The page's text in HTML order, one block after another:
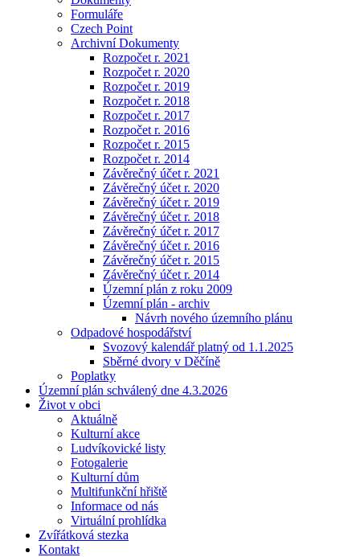
Formuláře
Czech Point
Archivní Dokumenty
Rozpočet r. 2021
Rozpočet r. 2020
Rozpočet r. 2019
Rozpočet r. 2018
Rozpočet r. 2017
Rozpočet r. 2016
Rozpočet r. 2015
Rozpočet r. 2014
Závěrečný účet r. 2021
Závěrečný účet r. 2020
Závěrečný účet r. 2019
Závěrečný účet r. 2018
Závěrečný účet r. 2017
Závěrečný účet r. 2016
Závěrečný účet r. 2015
Závěrečný účet r. 2014
Územní plán z roku 2009
Územní plán - archiv
Návrh nového územního plánu
Odpadové hospodářství
Svozový kalendář platný od 1.1.2025
Sběrné dvory v Děčíně
Poplatky
Územní plán schválený dne 4.3.2026
Život v obci
Aktuálně
Kulturní akce
Ludvíkovické listy
Fotogalerie
Kulturní dům
Multifunkční hřiště
Informace od nás
Virtuální prohlídka
Zvířátková stezka
Kontakt